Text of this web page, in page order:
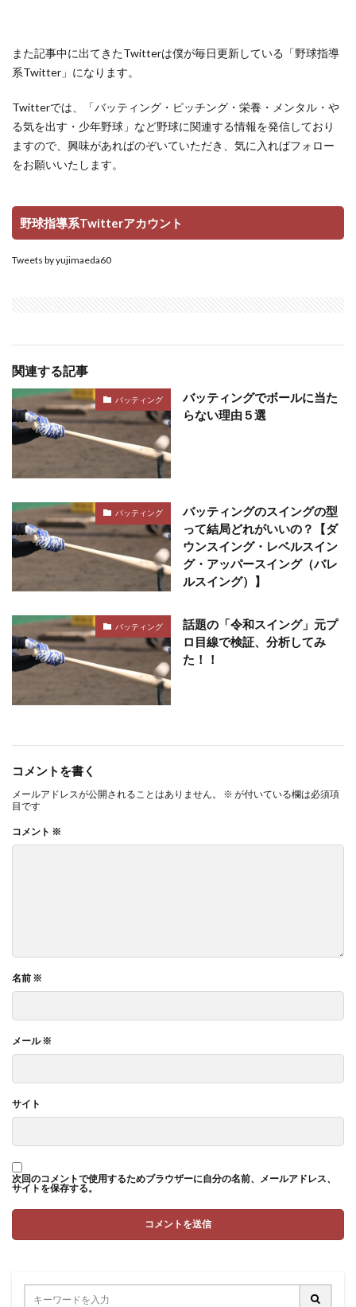
また記事中に出てきたTwitterは僕が毎日更新している「野球指導
系Twitter」になります。
Twitterでは、「バッティング・ピッチング・栄養・メンタル・や
る気を出す・少年野球」など野球に関連する情報を発信しており
ますので、興味があればのぞいていただき、気に入ればフォロー
をお願いいたします。
野球指導系Twitterアカウント
Tweets by yujimaeda60
関連する記事
バッティング
バッティングでボールに当た
らない理由５選
バッティング
バッティングのスイングの型
って結局どれがいいの？【ダ
ウンスイング・レベルスイン
グ・アッパースイング（バレ
ルスイング）】
バッティング
話題の「令和スイング」元プ
ロ目線で検証、分析してみ
た！！
コメントを書く
メールアドレスが公開されることはありません。 ※ が付いている欄は必須項
目です
コメント ※
名前 ※
メール※
サイト
次回のコメントで使用するためブラウザーに自分の名前、メールアドレス、
サイトを保存する。